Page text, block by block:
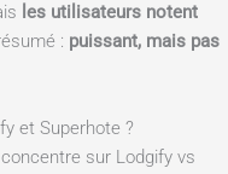
les utilisateurs notent
: puissant, mais pas
et Superhote ?
concentre sur Lodgify vs